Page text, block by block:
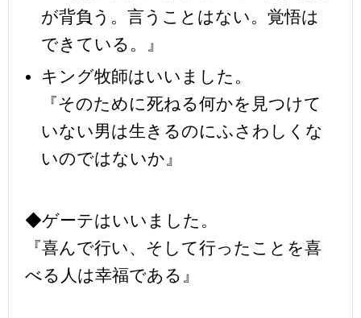
が背負う。言うことはない。覚悟は
できている。』
キング牧師はいいました。
『そのために死ねる何かを見つけて
いない男は生きるのにふさわしくな
いのではないか』
◆ゲーテはいいました。
『喜んで行い、そして行ったことを喜
べる人は幸福である』